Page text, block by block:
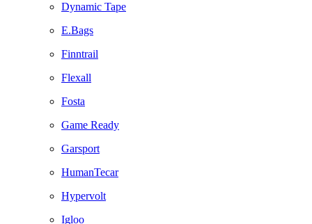
Dynamic Tape
E.Bags
Finntrail
Flexall
Fosta
Game Ready
Garsport
HumanTecar
Hypervolt
Igloo